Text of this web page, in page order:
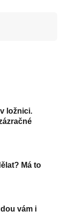
ložnici.
Má to
vám i